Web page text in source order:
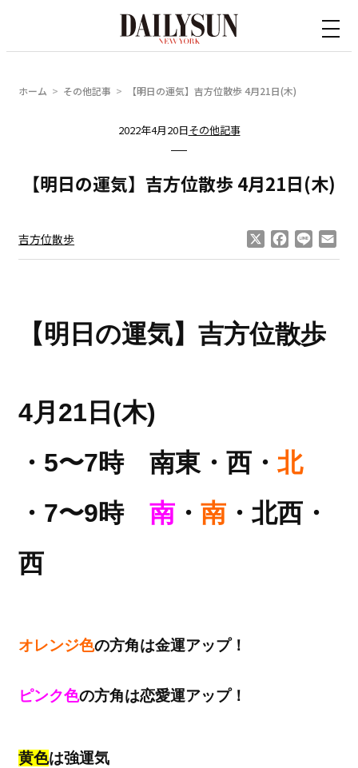
ホーム その他記事 【明日の運気】吉方位散歩 4月21日(木)
2022年4月20日その他記事
【明日の運気】吉方位散歩 4月21日(木)
吉方位散歩 Facebook
Line
【明日の運気】吉方位散歩
4月21日(木)
・5〜7時 南東・西・北
・7〜9時南 ・南 ・北西・
西
オレンジ色の方角は金運アップ！
ピンク色の方角は恋愛運アップ！
黄色は強運気